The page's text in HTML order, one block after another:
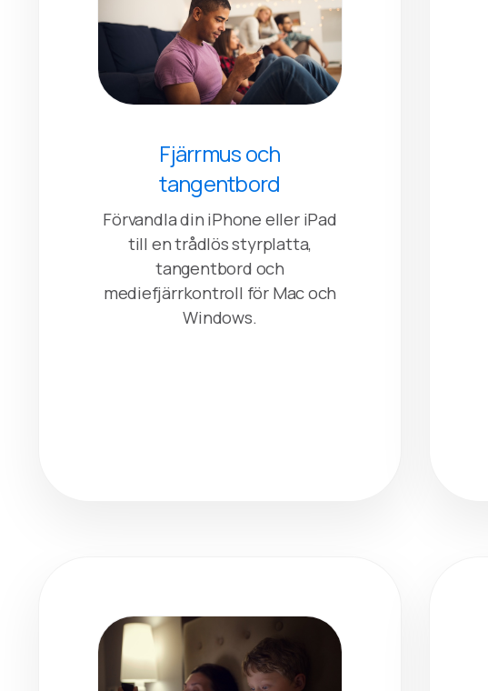
Fjärrmus och
tangentbord
Förvandla din iPhone eller iPad
till en trådlös styrplatta,
tangentbord och
mediefjärrkontroll för Mac och
Windows.